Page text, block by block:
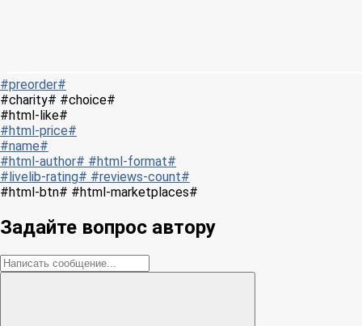
#preorder#
#charity# #choice#
#html-like#
#html-price#
#name#
#html-author# #html-format#
#livelib-rating# #reviews-count#
#html-btn# #html-marketplaces#
Задайте вопрос автору